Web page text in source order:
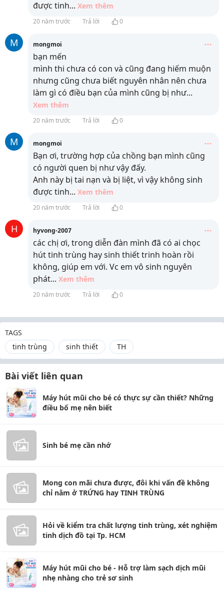
được tinh... Xem thêm
20 năm trước Trả lời 0
M mongmoi
bạn mến
mình thi chưa có con và cũng đang hiếm muộn
nhưng cũng chưa biết nguyên nhân nên chưa
làm gì có điều bạn của mình cũng bị như...
Xem thêm
20 năm trước Trả lời 0
M mongmoi
Bạn ơi, trường hợp của chồng bạn mình cũng
có người quen bị như vậy đấy.
Anh này bị tai nạn và bị liệt, vì vậy không sinh
được tinh... Xem thêm
20 năm trước Trả lời 0
H hyvong-2007
các chị ơi, trong diễn đàn mình đã có ai chọc
hút tinh trùng hay sinh thiết trinh hoàn rồi
không, giúp em với. Vc em vô sinh nguyên
phát... Xem thêm
20 năm trước Trả lời 0
TAGS
tinh trùng
sinh thiết TH
Bài viết liên quan
Máy hút mũi cho bé có thực sự cần thiết? Những
điều bố mẹ nên biết
Sinh bé mẹ cần nhớ
Mong con mãi chưa được, đôi khi vấn đề không
chỉ nằm ở TRỨNG hay TINH TRÙNG
Hỏi về kiểm tra chất lượng tinh trùng, xét nghiệm
tinh dịch đồ tại Tp. HCM
Máy hút mũi cho bé - Hỗ trợ làm sạch dịch mũi
nhẹ nhàng cho trẻ sơ sinh